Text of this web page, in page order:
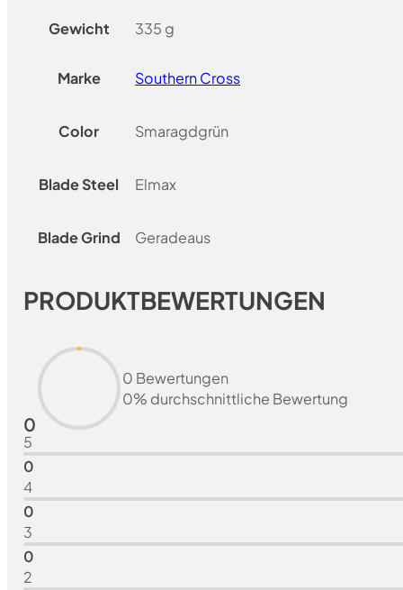
Gewicht 335 g
Marke Southern Cross
Color Smaragdgrün
Blade Steel Elmax
Blade Grind Geradeaus
PRODUKTBEWERTUNGEN
0
0 Bewertungen
0% durchschnittliche Bewertung
5
0
4
0
3
0
2